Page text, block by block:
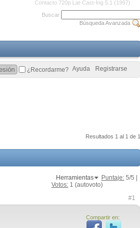
Contacto 720p Lat-Cast-Ing 5.1 (1997)
Resultados 1 al 1 de 1
Herramientas Puntaje: 5/5 |
Votos: 1 (autovoto)
#1
Compartir en:
Buscar
Búsqueda Avanzada
Registrarse
Ayuda
¿Recordarme?